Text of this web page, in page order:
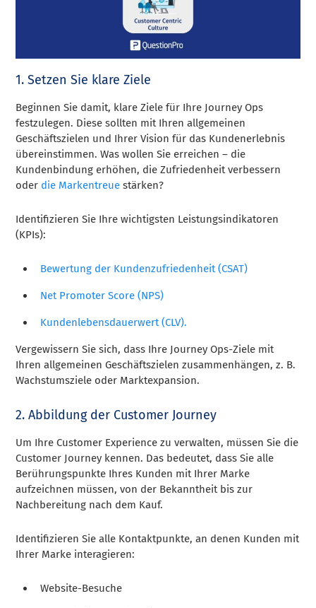
1. Setzen Sie klare Ziele
Beginnen Sie damit, klare Ziele für Ihre Journey Ops
festzulegen. Diese sollten mit Ihren allgemeinen
Geschäftszielen und Ihrer Vision für das Kundenerlebnis
übereinstimmen. Was wollen Sie erreichen – die
Kundenbindung erhöhen, die Zufriedenheit verbessern
oder die Markentreue stärken?
Identifizieren Sie Ihre wichtigsten Leistungsindikatoren
(KPIs):
Bewertung der Kundenzufriedenheit (CSAT)
Net Promoter Score (NPS)
Kundenlebensdauerwert (CLV).
Vergewissern Sie sich, dass Ihre Journey Ops-Ziele mit
Ihren allgemeinen Geschäftszielen zusammenhängen, z. B.
Wachstumsziele oder Marktexpansion.
2. Abbildung der Customer Journey
Um Ihre Customer Experience zu verwalten, müssen Sie die
Customer Journey kennen. Das bedeutet, dass Sie alle
Berührungspunkte Ihres Kunden mit Ihrer Marke
aufzeichnen müssen, von der Bekanntheit bis zur
Nachbereitung nach dem Kauf.
Identifizieren Sie alle Kontaktpunkte, an denen Kunden mit
Ihrer Marke interagieren:
Website-Besuche